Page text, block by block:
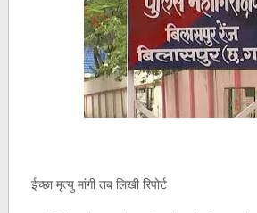
ईच्छा मृत्यु मांगी तब लिखी रिपोर्ट